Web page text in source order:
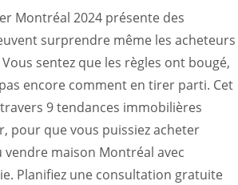
Montréal 2024 présente des
surprendre même les acheteurs
sentez que les règles ont bougé,
encore comment en tirer parti. Cet
9 tendances immobilières
pour que vous puissiez acheter
maison Montréal avec
Planifiez une consultation gratuite